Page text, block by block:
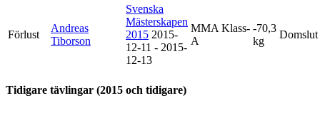
Förlust
Andreas
Tiborson
Svenska
Mästerskapen
2015 2015-
12-11 - 2015-
12-13
MMA Klass-
A
-70,3
kg
Domslut
Tidigare tävlingar (2015 och tidigare)